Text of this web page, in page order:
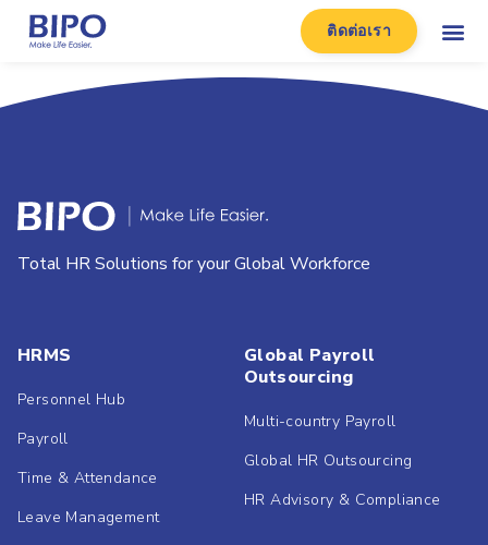
ติดต่อเรา
Total HR Solutions for your Global Workforce
HRMS
Personnel Hub
Payroll
Time & Attendance
Leave Management
Global Payroll
Outsourcing
Multi-country Payroll
Global HR Outsourcing
HR Advisory & Compliance